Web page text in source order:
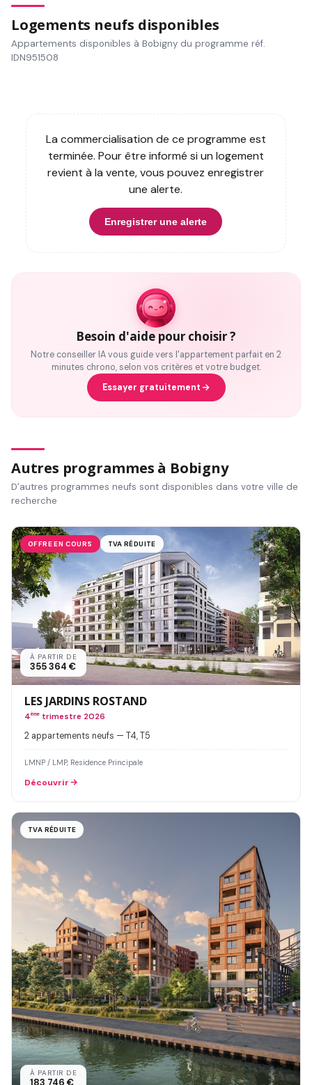
Logements neufs disponibles
Appartements disponibles à Bobigny du programme réf.
IDN951508
La commercialisation de ce programme est
terminée. Pour être informé si un logement
revient à la vente, vous pouvez enregistrer
une alerte.
Enregistrer une alerte
Besoin d'aide pour choisir ?
Notre conseiller IA vous guide vers l'appartement parfait en 2
minutes chrono, selon vos critères et votre budget.
Essayer gratuitement
Autres programmes à Bobigny
D'autres programmes neufs sont disponibles dans votre ville de
recherche
OFFRE EN COURS TVA RÉDUITE
À PARTIR DE
355 364 €
LES JARDINS ROSTAND
4ème trimestre 2026
2 appartements neufs — T4, T5
LMNP / LMP, Residence Principale
Découvrir
TVA RÉDUITE
À PARTIR DE
183 746 €